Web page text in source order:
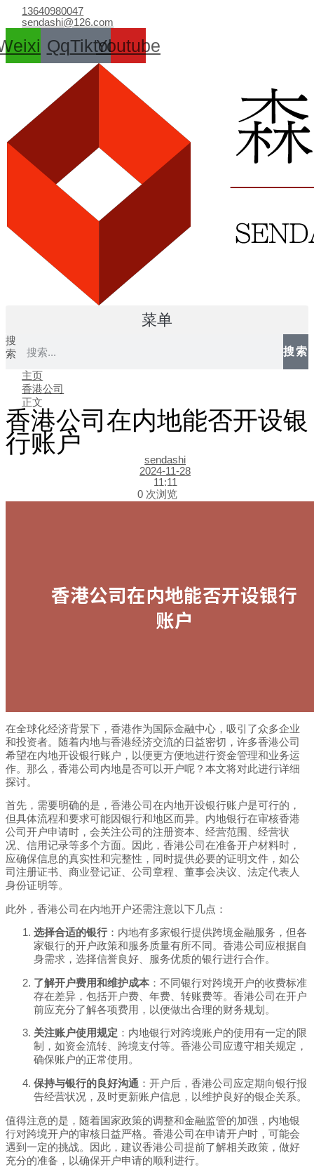
容
13640980047
sendashi@126.com
QqTiktokYoutube
菜单
搜
索
搜索
主页
香港公司
正文
香港公司在内地能否开设银
行账户
sendashi
2024-11-28
11:11
0 次浏览
在全球化经济背景下，香港作为国际金融中心，吸引了众多企业
和投资者。随着内地与香港经济交流的日益密切，许多香港公司
希望在内地开设银行账户，以便更方便地进行资金管理和业务运
作。那么，香港公司内地是否可以开户呢？本文将对此进行详细
探讨。
首先，需要明确的是，香港公司在内地开设银行账户是可行的，
但具体流程和要求可能因银行和地区而异。内地银行在审核香港
公司开户申请时，会关注公司的注册资本、经营范围、经营状
况、信用记录等多个方面。因此，香港公司在准备开户材料时，
应确保信息的真实性和完整性，同时提供必要的证明文件，如公
司注册证书、商业登记证、公司章程、董事会决议、法定代表人
身份证明等。
此外，香港公司在内地开户还需注意以下几点：
选择合适的银行 ：内地有多家银行提供跨境金融服务，但各
家银行的开户政策和服务质量有所不同。香港公司应根据自
身需求，选择信誉良好、服务优质的银行进行合作。
了解开户费用和维护成本 ：不同银行对跨境开户的收费标准
存在差异，包括开户费、年费、转账费等。香港公司在开户
前应充分了解各项费用，以便做出合理的财务规划。
关注账户使用规定 ：内地银行对跨境账户的使用有一定的限
制，如资金流转、跨境支付等。香港公司应遵守相关规定，
确保账户的正常使用。
保持与银行的良好沟通 ：开户后，香港公司应定期向银行报
告经营状况，及时更新账户信息，以维护良好的银企关系。
值得注意的是，随着国家政策的调整和金融监管的加强，内地银
行对跨境开户的审核日益严格。香港公司在申请开户时，可能会
遇到一定的挑战。因此，建议香港公司提前了解相关政策，做好
充分的准备，以确保开户申请的顺利进行。